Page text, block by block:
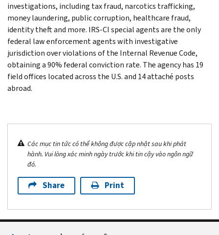
investigations, including tax fraud, narcotics trafficking,
money laundering, public corruption, healthcare fraud,
identity theft and more. IRS-CI special agents are the only
federal law enforcement agents with investigative
jurisdiction over violations of the Internal Revenue Code,
obtaining a 90% federal conviction rate. The agency has 19
field offices located across the U.S. and 14 attaché posts
abroad.
Các mục tin tức có thể không được cập nhật sau khi phát
hành. Vui lòng xác minh ngày trước khi tin cậy vào ngôn ngữ
đó.
Share Print